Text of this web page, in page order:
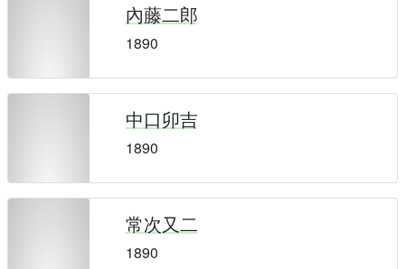
內藤二郎
1890
中口卯吉
1890
常次又二
1890